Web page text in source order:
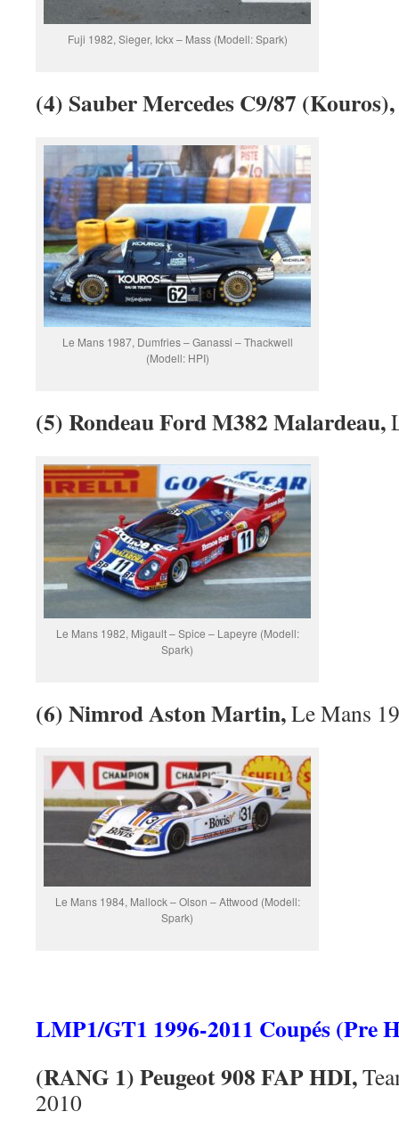
Fuji 1982, Sieger, Ickx – Mass (Modell: Spark)
(4) Sauber Mercedes C9/87 (Kouros),
Le Mans 1987, Dumfries – Ganassi – Thackwell
(Modell: HPI)
(5) Rondeau Ford M382 Malardeau,
Le Mans 1982, Migault – Spice – Lapeyre (Modell:
Spark)
(6) Nimrod Aston Martin,Le Mans
Le Mans 1984, Mallock – Olson – Attwood (Modell:
Spark)
LMP1/GT1 1996-2011 Coupés (Pre
(RANG 1) Peugeot 908 FAP HDI,
2010